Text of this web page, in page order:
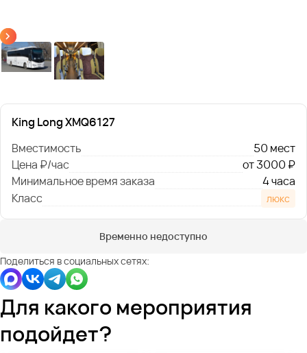
King Long XMQ6127
Вместимость
50 мест
Цена ₽/час
от 3000 ₽
Минимальное время заказа
4 часа
Класс
люкс
Временно недоступно
Поделиться в социальных сетях:
Для какого мероприятия
подойдет?